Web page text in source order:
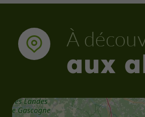
À
aux